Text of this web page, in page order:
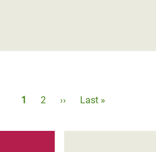
Página
1 Página
2
Siguiente
››
Última
Last »